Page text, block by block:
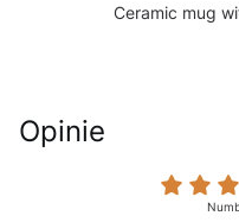
Ceramic mug
Opinie